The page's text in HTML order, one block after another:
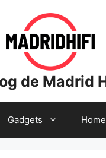
de Madrid
Gadgets